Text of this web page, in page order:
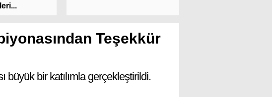
Teşekkür
bir katılımla gerçekleştirildi.